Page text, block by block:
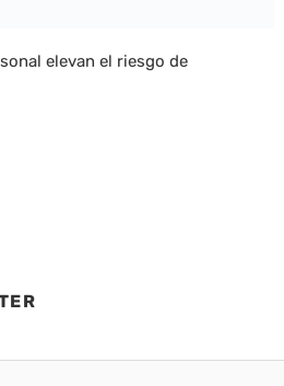
elevan el riesgo de